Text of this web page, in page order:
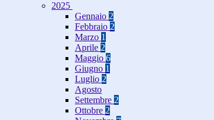
2025
Gennaio 2
Febbraio 2
Marzo 1
Aprile 2
Maggio 6
Giugno 1
Luglio 2
Agosto
Settembre 2
Ottobre 2